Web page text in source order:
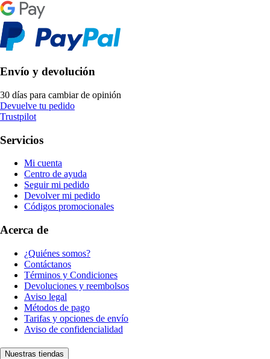
Envío y devolución
30 días para cambiar de opinión
Devuelve tu pedido
Trustpilot
Servicios
Mi cuenta
Centro de ayuda
Seguir mi pedido
Devolver mi pedido
Códigos promocionales
Acerca de
¿Quiénes somos?
Contáctanos
Términos y Condiciones
Devoluciones y reembolsos
Aviso legal
Métodos de pago
Tarifas y opciones de envío
Aviso de confidencialidad
Nuestras tiendas